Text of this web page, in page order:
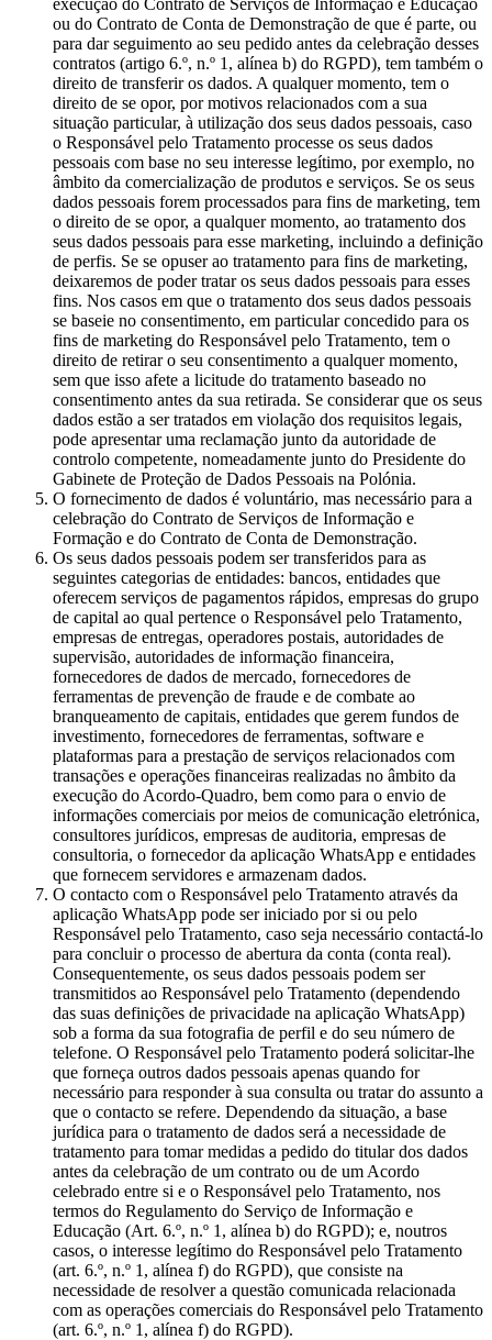
execução do Contrato de Serviços de Informação e Educação
ou do Contrato de Conta de Demonstração de que é parte, ou
para dar seguimento ao seu pedido antes da celebração desses
contratos (artigo 6.º, n.º 1, alínea b) do RGPD), tem também o
direito de transferir os dados. A qualquer momento, tem o
direito de se opor, por motivos relacionados com a sua
situação particular, à utilização dos seus dados pessoais, caso
o Responsável pelo Tratamento processe os seus dados
pessoais com base no seu interesse legítimo, por exemplo, no
âmbito da comercialização de produtos e serviços. Se os seus
dados pessoais forem processados para fins de marketing, tem
o direito de se opor, a qualquer momento, ao tratamento dos
seus dados pessoais para esse marketing, incluindo a definição
de perfis. Se se opuser ao tratamento para fins de marketing,
deixaremos de poder tratar os seus dados pessoais para esses
fins. Nos casos em que o tratamento dos seus dados pessoais
se baseie no consentimento, em particular concedido para os
fins de marketing do Responsável pelo Tratamento, tem o
direito de retirar o seu consentimento a qualquer momento,
sem que isso afete a licitude do tratamento baseado no
consentimento antes da sua retirada. Se considerar que os seus
dados estão a ser tratados em violação dos requisitos legais,
pode apresentar uma reclamação junto da autoridade de
controlo competente, nomeadamente junto do Presidente do
Gabinete de Proteção de Dados Pessoais na Polónia.
O fornecimento de dados é voluntário, mas necessário para a
celebração do Contrato de Serviços de Informação e
Formação e do Contrato de Conta de Demonstração.
Os seus dados pessoais podem ser transferidos para as
seguintes categorias de entidades: bancos, entidades que
oferecem serviços de pagamentos rápidos, empresas do grupo
de capital ao qual pertence o Responsável pelo Tratamento,
empresas de entregas, operadores postais, autoridades de
supervisão, autoridades de informação financeira,
fornecedores de dados de mercado, fornecedores de
ferramentas de prevenção de fraude e de combate ao
branqueamento de capitais, entidades que gerem fundos de
investimento, fornecedores de ferramentas, software e
plataformas para a prestação de serviços relacionados com
transações e operações financeiras realizadas no âmbito da
execução do Acordo-Quadro, bem como para o envio de
informações comerciais por meios de comunicação eletrónica,
consultores jurídicos, empresas de auditoria, empresas de
consultoria, o fornecedor da aplicação WhatsApp e entidades
que fornecem servidores e armazenam dados.
O contacto com o Responsável pelo Tratamento através da
aplicação WhatsApp pode ser iniciado por si ou pelo
Responsável pelo Tratamento, caso seja necessário contactá-lo
para concluir o processo de abertura da conta (conta real).
Consequentemente, os seus dados pessoais podem ser
transmitidos ao Responsável pelo Tratamento (dependendo
das suas definições de privacidade na aplicação WhatsApp)
sob a forma da sua fotografia de perfil e do seu número de
telefone. O Responsável pelo Tratamento poderá solicitar-lhe
que forneça outros dados pessoais apenas quando for
necessário para responder à sua consulta ou tratar do assunto a
que o contacto se refere. Dependendo da situação, a base
jurídica para o tratamento de dados será a necessidade de
tratamento para tomar medidas a pedido do titular dos dados
antes da celebração de um contrato ou de um Acordo
celebrado entre si e o Responsável pelo Tratamento, nos
termos do Regulamento do Serviço de Informação e
Educação (Art. 6.º, n.º 1, alínea b) do RGPD); e, noutros
casos, o interesse legítimo do Responsável pelo Tratamento
(art. 6.º, n.º 1, alínea f) do RGPD), que consiste na
necessidade de resolver a questão comunicada relacionada
com as operações comerciais do Responsável pelo Tratamento
(art. 6.º, n.º 1, alínea f) do RGPD).